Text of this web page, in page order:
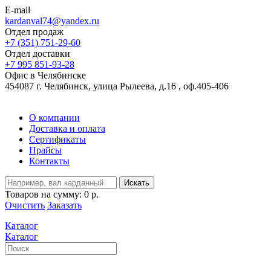
E-mail
kardanval74@yandex.ru
Отдел продаж
+7 (351) 751-29-60
Отдел доставки
+7 995 851-93-28
Офис в Челябинске
454087 г. Челябинск, улица Рылеева, д.16 , оф.405-406
О компании
Доставка и оплата
Сертификаты
Прайсы
Контакты
Искать
Товаров на сумму: 0 р.
Очистить Заказать
Каталог
Каталог